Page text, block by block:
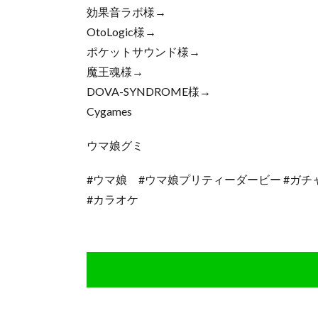
効果音ラボ様→
OtoLogic様→
ポケットサウンド様→
魔王魂様→
DOVA-SYNDROME様→
Cygames
ウマ娘グミ
#ウマ娘 #ウマ娘プリティーダービー #ガ
#カラオケ